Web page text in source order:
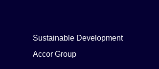
Sustainable Development
Accor Group